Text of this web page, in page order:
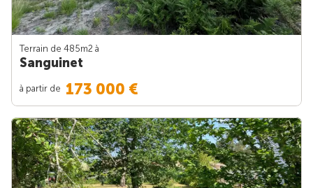
Terrain de 485m2 à
Sanguinet
à partir de 173 000 €